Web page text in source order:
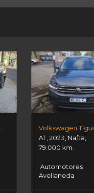
AT,2023 Nafta
79.000 km.
Automotores
Avellaneda